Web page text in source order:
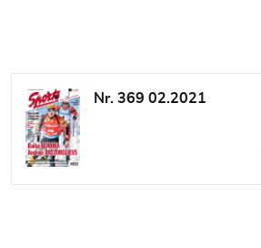
Nr. 369 02.2021